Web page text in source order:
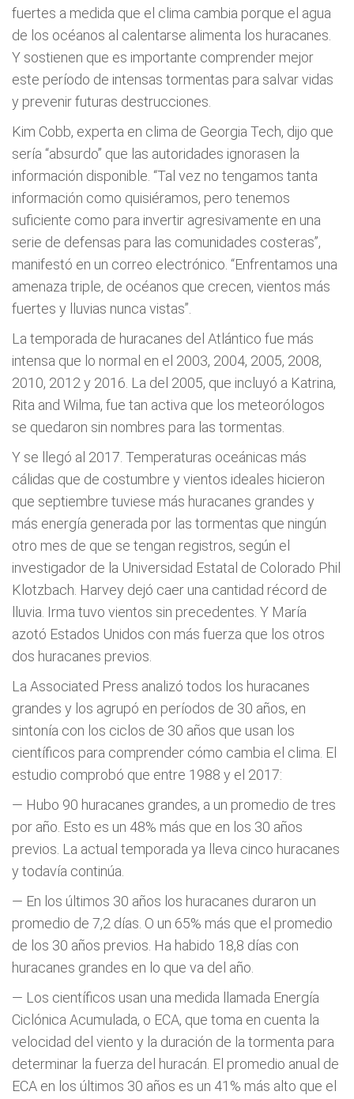
fuertes a medida que el clima cambia porque el agua
de los océanos al calentarse alimenta los huracanes.
Y sostienen que es importante comprender mejor
este período de intensas tormentas para salvar vidas
y prevenir futuras destrucciones.
Kim Cobb, experta en clima de Georgia Tech, dijo que
sería “absurdo” que las autoridades ignorasen la
información disponible. “Tal vez no tengamos tanta
información como quisiéramos, pero tenemos
suficiente como para invertir agresivamente en una
serie de defensas para las comunidades costeras”,
manifestó en un correo electrónico. “Enfrentamos una
amenaza triple, de océanos que crecen, vientos más
fuertes y lluvias nunca vistas”.
La temporada de huracanes del Atlántico fue más
intensa que lo normal en el 2003, 2004, 2005, 2008,
2010, 2012 y 2016. La del 2005, que incluyó a Katrina,
Rita and Wilma, fue tan activa que los meteorólogos
se quedaron sin nombres para las tormentas.
Y se llegó al 2017. Temperaturas oceánicas más
cálidas que de costumbre y vientos ideales hicieron
que septiembre tuviese más huracanes grandes y
más energía generada por las tormentas que ningún
otro mes de que se tengan registros, según el
investigador de la Universidad Estatal de Colorado Phil
Klotzbach. Harvey dejó caer una cantidad récord de
lluvia. Irma tuvo vientos sin precedentes. Y María
azotó Estados Unidos con más fuerza que los otros
dos huracanes previos.
La Associated Press analizó todos los huracanes
grandes y los agrupó en períodos de 30 años, en
sintonía con los ciclos de 30 años que usan los
científicos para comprender cómo cambia el clima. El
estudio comprobó que entre 1988 y el 2017:
— Hubo 90 huracanes grandes, a un promedio de tres
por año. Esto es un 48% más que en los 30 años
previos. La actual temporada ya lleva cinco huracanes
y todavía continúa.
— En los últimos 30 años los huracanes duraron un
promedio de 7,2 días. O un 65% más que el promedio
de los 30 años previos. Ha habido 18,8 días con
huracanes grandes en lo que va del año.
— Los científicos usan una medida llamada Energía
Ciclónica Acumulada, o ECA, que toma en cuenta la
velocidad del viento y la duración de la tormenta para
determinar la fuerza del huracán. El promedio anual de
ECA en los últimos 30 años es un 41% más alto que el